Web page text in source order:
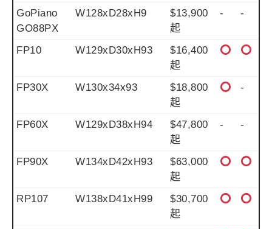
GoPiano
GO88PX
W128xD28xH9
$13,900
起
- -
FP10 W129xD30xH93
$16,400
起
FP30X
W130x34x93
$18,800
起
-
FP60X W129xD38xH94
$47,800
起
- -
FP90X W134xD42xH93
$63,000
起
RP107
W138xD41xH99
$30,700
起